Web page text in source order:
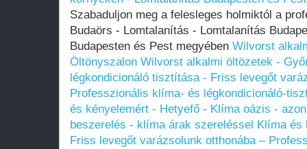
Szabaduljon meg a felesleges holmiktól a
Budaörs - Lomtalanítás - Lomtalanítás
Budapesten és Pest megyében Wilvorst
Öltönyszalon Wilvorst alkalmi öltözetek -
légkondicionáló tisztítása - Friss levegőt
Professzionális klíma- és légkondicionáló-
és kényelemért - Hetyefő - Klíma oázis -
beszerelés - klíma árak szereléssel Klíma és
Friss levegőt varázsolunk otthonába –